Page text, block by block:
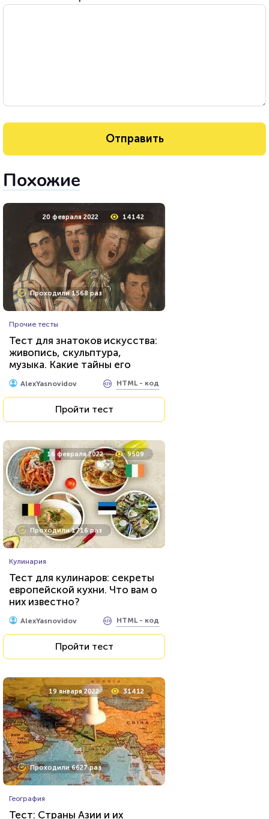
Похожие
20 февраля 2022 14142
Проходили 1568 раз
Прочие тесты
Тест для знатоков искусства:
живопись, скульптура,
музыка. Какие тайны его
великих творцов вам
известны?
AlexYasnovidov HTML - код
Пройти тест
16 февраля 2022 9509
Проходили 1716 раз
Кулинария
Тест для кулинаров: секреты
европейской кухни. Что вам о
них известно?
AlexYasnovidov HTML - код
Пройти тест
19 января 2022 31412
Проходили 6627 раз
География
Тест: Страны Азии и их